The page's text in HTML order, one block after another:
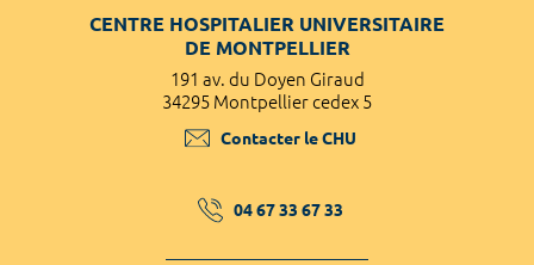
CENTRE HOSPITALIER UNIVERSITAIRE
DE MONTPELLIER
191 av. du Doyen Giraud
34295 Montpellier cedex 5
Contacter le CHU
04 67 33 67 33